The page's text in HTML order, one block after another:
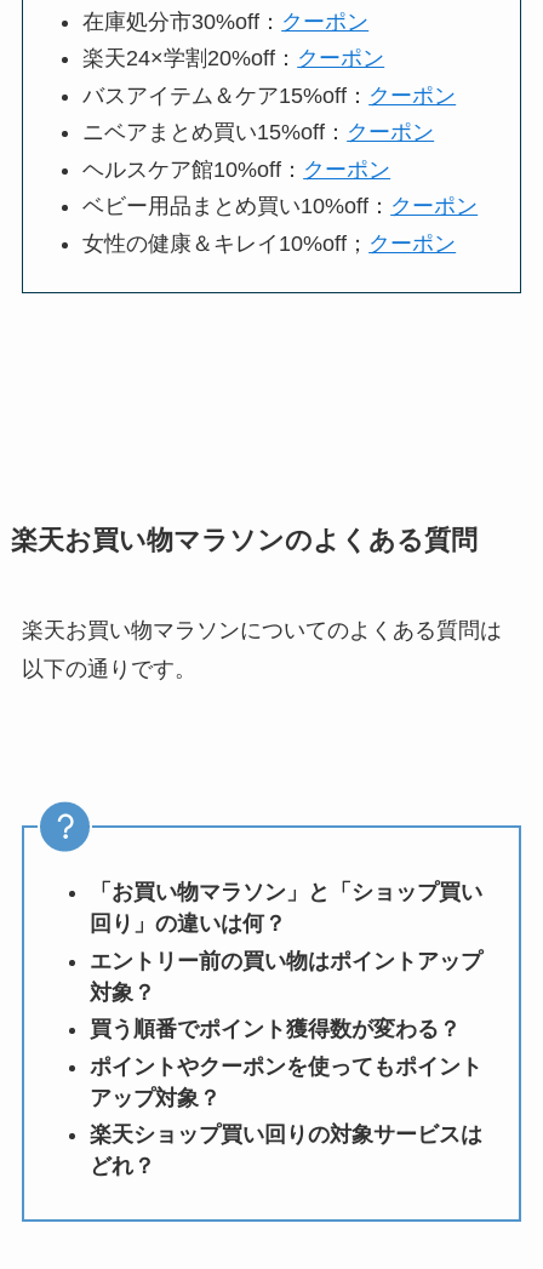
在庫処分市30%off： クーポン
楽天24×学割20%off： クーポン
バスアイテム＆ケア15%off： クーポン
ニベアまとめ買い15%off： クーポン
ヘルスケア館10%off： クーポン
ベビー用品まとめ買い10%off： クーポン
女性の健康＆キレイ10%off； クーポン
楽天お買い物マラソンのよくある質問
楽天お買い物マラソンについてのよくある質問は
以下の通りです。
「お買い物マラソン」と「ショップ買い
回り」の違いは何？
エントリー前の買い物はポイントアップ
対象？
買う順番でポイント獲得数が変わる？
ポイントやクーポンを使ってもポイント
アップ対象？
楽天ショップ買い回りの対象サービスは
どれ？